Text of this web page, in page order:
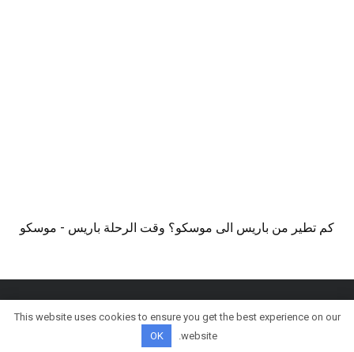
كم تطير من باريس الى موسكو؟ وقت الرحلة باريس - موسكو
© كل الحقوق محفوظة
This website uses cookies to ensure you get the best experience on our
website.
OK